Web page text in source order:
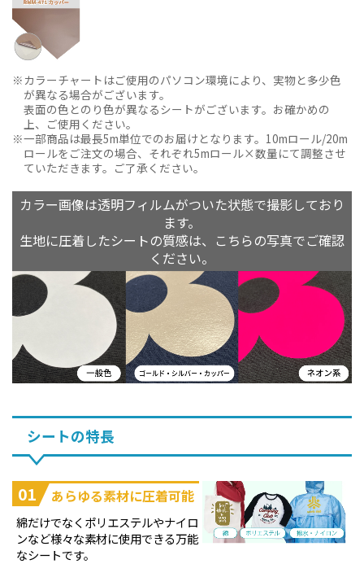
カラーチャートはご使用のパソコン環境により、実物と多少色
が異なる場合がございます。
表面の色とのり色が異なるシートがございます。お確かめの
上、ご使用ください。
一部商品は最長5m単位でのお届けとなります。10mロール/20m
ロールをご注文の場合、それぞれ5mロール×数量にて調整させ
ていただきます。ご了承ください。
カラー画像は透明フィルムがついた状態で撮影しており
ます。
生地に圧着したシートの質感は、こちらの写真でご確認
ください。
シートの特長
01 あらゆる素材に圧着可能
綿だけでなくポリエステルやナイロ
ンなど様々な素材に使用できる万能
なシートです。